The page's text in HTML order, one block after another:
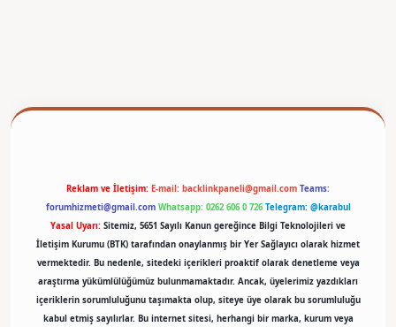
Reklam ve İletişim: E-mail: backlinkpaneli@gmail.com Teams:
forumhizmeti@gmail.com Whatsapp: 0262 606 0 726 Telegram: @karabul
Yasal Uyarı: Sitemiz, 5651 Sayılı Kanun gereğince Bilgi Teknolojileri ve
İletişim Kurumu (BTK) tarafından onaylanmış bir Yer Sağlayıcı olarak hizmet
vermektedir. Bu nedenle, sitedeki içerikleri proaktif olarak denetleme veya
araştırma yükümlülüğümüz bulunmamaktadır. Ancak, üyelerimiz yazdıkları
içeriklerin sorumluluğunu taşımakta olup, siteye üye olarak bu sorumluluğu
kabul etmiş sayılırlar. Bu internet sitesi, herhangi bir marka, kurum veya